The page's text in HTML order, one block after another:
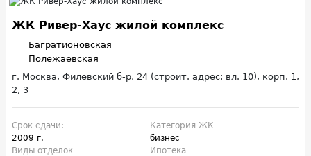
ЖК Ривер-Хаус жилой комплекс
Багратионовская
Полежаевская
г. Москва, Филёвский б-р, 24 (строит. адрес: вл. 10), корп. 1,
2, 3
Срок сдачи:
2009 г.
Категория ЖК
бизнес
Виды отделок
Ипотека